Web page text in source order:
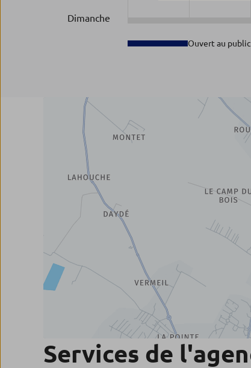
Dimanche
Ouvert au public
Services de